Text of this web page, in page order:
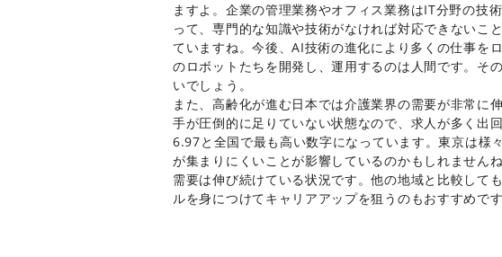
ますよ。企業の管理業務やオフィス業務はIT分野の技
って、専門的な知識や技術がなければ対応できないこ
ていますね。今後、AI技術の進化により多くの仕事を
のロボットたちを開発し、運用するのは人間です。そ
いでしょう。
また、高齢化が進む日本では介護業界の需要が非常に
手が圧倒的に足りていない状態なので、求人が多く出
6.97と全国で最も高い数字になっています。東京は様
が集まりにくいことが影響しているのかもしれません
需要は伸び続けている状況です。他の地域と比較して
ルを身につけてキャリアアップを狙うのもおすすめです